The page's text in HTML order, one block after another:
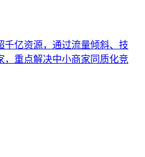
千亿资源，通过流量倾斜、技
，重点解决中小商家同质化竞